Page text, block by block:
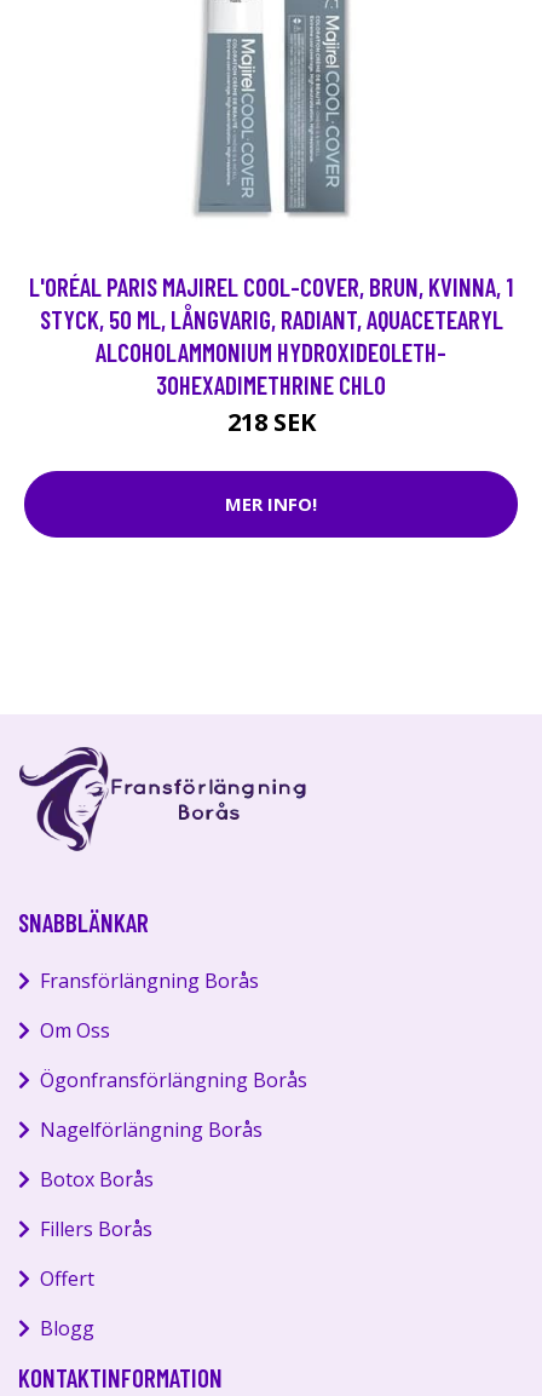
L'ORÉAL PARIS MAJIREL COOL-COVER, BRUN, KVINNA, 1
STYCK, 50 ML, LÅNGVARIG, RADIANT, AQUACETEARYL
ALCOHOLAMMONIUM HYDROXIDEOLETH-
30HEXADIMETHRINE CHLO
218 SEK
MER INFO!
SNABBLÄNKAR
Fransförlängning Borås
Om Oss
Ögonfransförlängning Borås
Nagelförlängning Borås
Botox Borås
Fillers Borås
Offert
Blogg
KONTAKTINFORMATION